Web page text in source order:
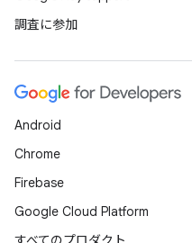
調査に参加
Android
Chrome
Firebase
Google Cloud Platform